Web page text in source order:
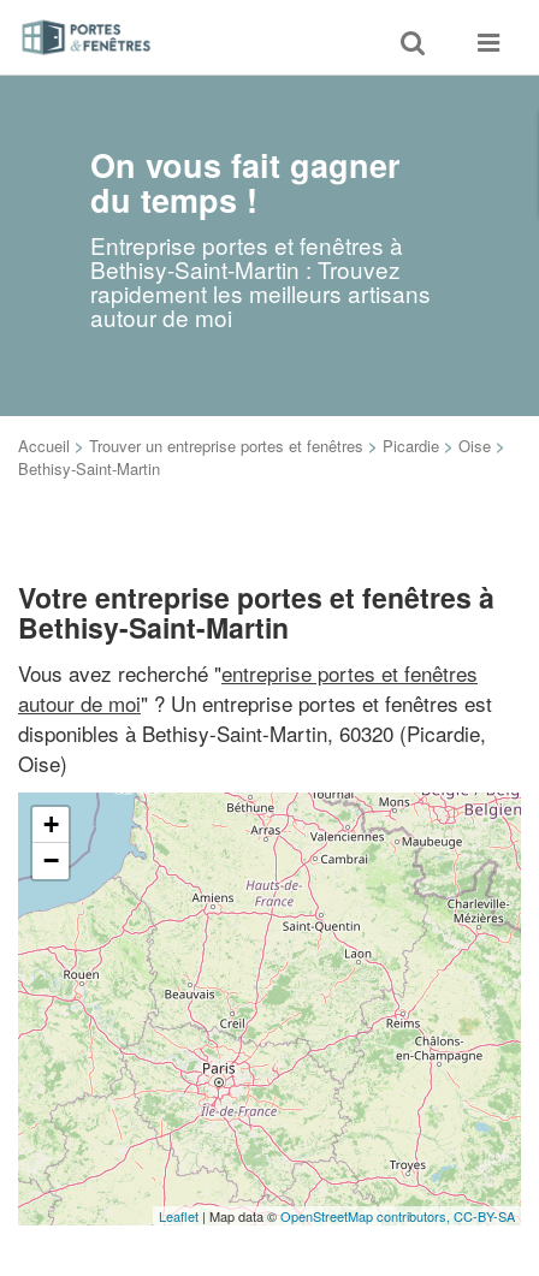
Toggle
search
Toggle
On vous fait gagner
du temps !
Entreprise portes et fenêtres à
Bethisy-Saint-Martin : Trouvez
rapidement les meilleurs artisans
autour de moi
Accueil > Trouver un entreprise portes et fenêtres > Picardie > Oise >
Bethisy-Saint-Martin
Votre entreprise portes et fenêtres à
Bethisy-Saint-Martin
Vous avez recherché "entreprise portes et fenêtres
autour de moi" ? Un entreprise portes et fenêtres est
disponibles à Bethisy-Saint-Martin, 60320 (Picardie,
Oise)
+
−
Leaflet | Map data ©OpenStreetMap contributors, CC-BY-SA